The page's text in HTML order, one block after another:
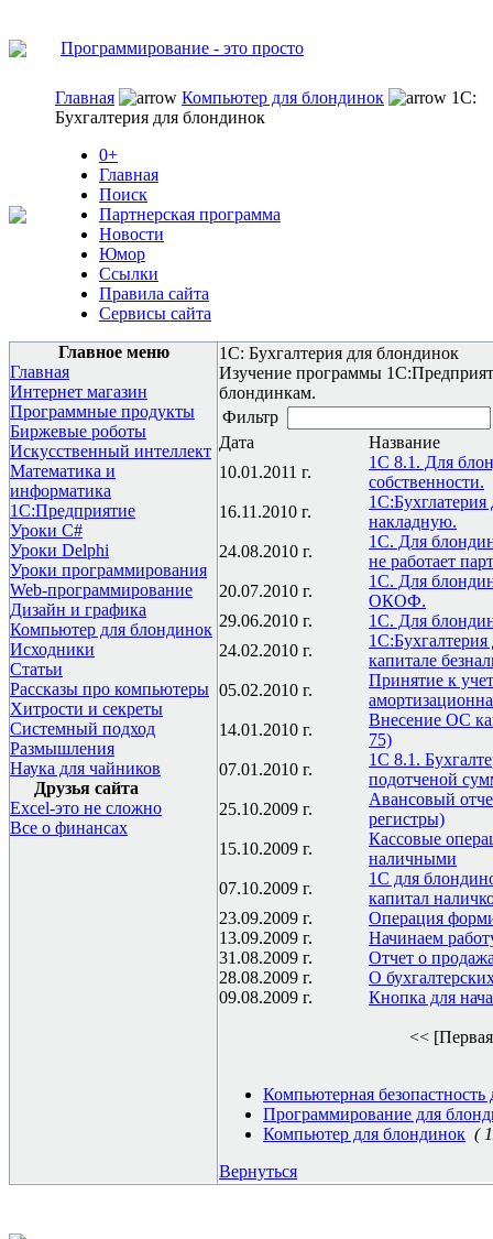
Программирование - это просто
Главная Компьютер для блондинок
1С:
Бухгалтерия для блондинок
0+
Главная
Поиск
Партнерская программа
Новости
Юмор
Ссылки
Правила сайта
Сервисы сайта
Главное меню
Главная
Интернет магазин
Программные продукты
Биржевые роботы
Искусственный интеллект
Математика и
информатика
1С:Предприятие
Уроки C#
Уроки Delphi
Уроки программирования
Web-программирование
Дизайн и графика
Компьютер для блондинок
Исходники
Статьи
Рассказы про компьютеры
Хитрости и секреты
Системный подход
Размышления
Наука для чайников
Друзья сайта
Excel-это не сложно
Все о финансах
1С: Бухгалтерия для блондинок
Изучение программы
блондинкам.
Фильтр
Дата
Название
10.01.2011 г.
1C 8.1. Для
собственности.
16.11.2010 г.
накладную.
24.08.2010 г.
1C. Для
не работает
20.07.2010 г.
1C. Для
ОКОФ.
29.06.2010 г.
1C. Для
24.02.2010 г.
капитале
05.02.2010 г.
Принятие к
14.01.2010 г.
Внесение ОС
75)
07.01.2010 г.
1C 8.1.
подотченой
25.10.2009 г.
Авансовый
регистры)
15.10.2009 г.
Кассовые
наличными
07.10.2009 г.
1С для
капитал
23.09.2009 г.
Операция
13.09.2009 г.
Начинаем
31.08.2009 г.
Отчет о
28.08.2009 г.
О
09.08.2009 г.
Кнопка для
<<
Компьютерная
Программирование для
Компьютер для блондинок (
Вернуться